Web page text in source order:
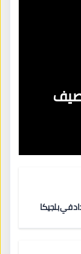
صيف
في بلجيكا